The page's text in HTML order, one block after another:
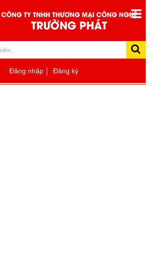
Đăng nhập Đăng ký